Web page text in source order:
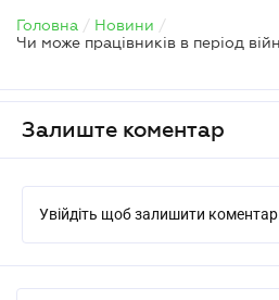
Головна / Новини /
Залиште коментар
Увійдіть щоб залишити коментар